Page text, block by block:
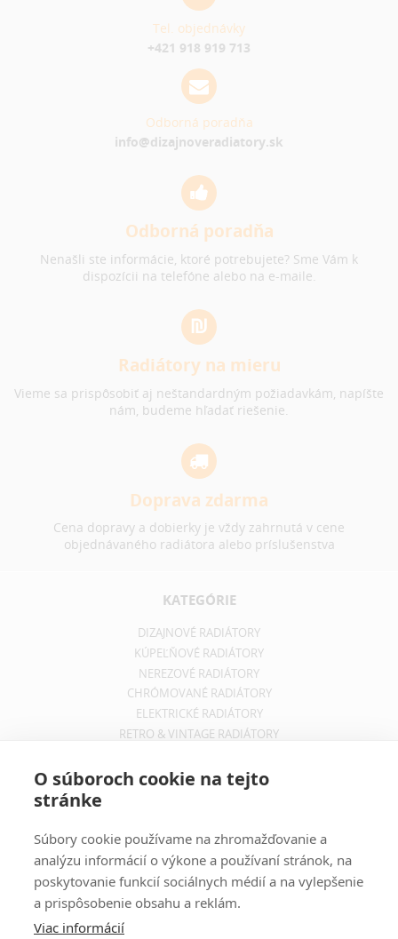
Tel. objednávky
+421 918 919 713
Odborná poradňa
info@dizajnoveradiatory.sk
Odborná poradňa
Nenašli ste informácie, ktoré potrebujete? Sme Vám k
dispozícii na telefóne alebo na e-maile.
Radiátory na mieru
Vieme sa prispôsobiť aj neštandardným požiadavkám, napíšte
nám, budeme hľadať riešenie.
Doprava zdarma
Cena dopravy a dobierky je vždy zahrnutá v cene
objednávaného radiátora alebo príslušenstva
KATEGÓRIE
DIZAJNOVÉ RADIÁTORY
KÚPEĽŇOVÉ RADIÁTORY
NEREZOVÉ RADIÁTORY
CHRÓMOVANÉ RADIÁTORY
ELEKTRICKÉ RADIÁTORY
RETRO & VINTAGE RADIÁTORY
INFORMÁCIE O DOPRAVE
OCHRANA SÚKROMIA
O súboroch cookie na tejto
stránke
Súbory cookie používame na zhromažďovanie a
analýzu informácií o výkone a používaní stránok, na
poskytovanie funkcií sociálnych médií a na vylepšenie
a prispôsobenie obsahu a reklám.
Viac informácií